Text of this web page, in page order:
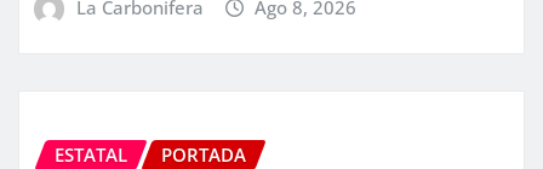
La Carbonifera Ago 8, 2026
ESTATAL PORTADA